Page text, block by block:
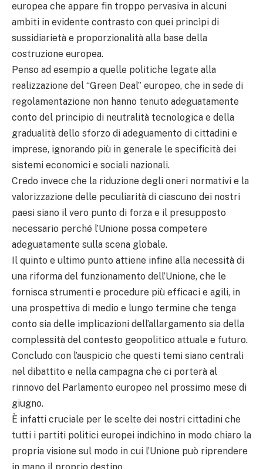
europea che appare fin troppo pervasiva in alcuni
ambiti in evidente contrasto con quei princìpi di
sussidiarietà e proporzionalità alla base della
costruzione europea.
Penso ad esempio a quelle politiche legate alla
realizzazione del “Green Deal” europeo, che in sede di
regolamentazione non hanno tenuto adeguatamente
conto del principio di neutralità tecnologica e della
gradualità dello sforzo di adeguamento di cittadini e
imprese, ignorando più in generale le specificità dei
sistemi economici e sociali nazionali.
Credo invece che la riduzione degli oneri normativi e la
valorizzazione delle peculiarità di ciascuno dei nostri
paesi siano il vero punto di forza e il presupposto
necessario perché l’Unione possa competere
adeguatamente sulla scena globale.
Il quinto e ultimo punto attiene infine alla necessità di
una riforma del funzionamento dell’Unione, che le
fornisca strumenti e procedure più efficaci e agili, in
una prospettiva di medio e lungo termine che tenga
conto sia delle implicazioni dell’allargamento sia della
complessità del contesto geopolitico attuale e futuro.
Concludo con l’auspicio che questi temi siano centrali
nel dibattito e nella campagna che ci porterà al
rinnovo del Parlamento europeo nel prossimo mese di
giugno.
È infatti cruciale per le scelte dei nostri cittadini che
tutti i partiti politici europei indichino in modo chiaro la
propria visione sul modo in cui l’Unione può riprendere